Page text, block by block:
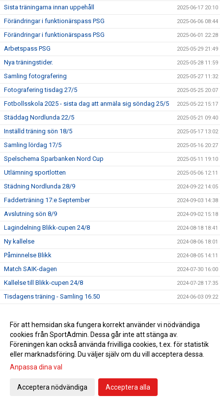
Sista träningarna innan uppehåll 2025-06-17 20:10
Förändringar i funktionärspass PSG 2025-06-06 08:44
Förändringar i funktionärspass PSG 2025-06-01 22:28
Arbetspass PSG 2025-05-29 21:49
Nya träningstider. 2025-05-28 11:59
Samling fotografering 2025-05-27 11:32
Fotografering tisdag 27/5 2025-05-25 20:07
Fotbollsskola 2025 - sista dag att anmäla sig söndag 25/5 2025-05-22 15:17
Städdag Nordlunda 22/5 2025-05-21 09:40
Inställd träning sön 18/5 2025-05-17 13:02
Samling lördag 17/5 2025-05-16 20:27
Spelschema Sparbanken Nord Cup 2025-05-11 19:10
Utlämning sportlotten 2025-05-06 12:11
Städning Nordlunda 28/9 2024-09-22 14:05
Fadderträning 17:e September 2024-09-03 14:38
Avslutning sön 8/9 2024-09-02 15:18
Lagindelning Blikk-cupen 24/8 2024-08-18 18:41
Ny kallelse 2024-08-06 18:01
Påminnelse Blikk 2024-08-05 14:11
Match SAIK-dagen 2024-07-30 16:00
Kallelse till Blikk-cupen 24/8 2024-07-28 17:35
Tisdagens träning - Samling 16.50 2024-06-03 09:22
Föreningsdag på Nordlunda! 2024-05-15 14:40
Välkommen F18 2024-05-07 19:56
Gå till Webbversion
För att hemsidan ska fungera korrekt använder vi nödvändiga
cookies från SportAdmin. Dessa går inte att stänga av.
Föreningen kan också använda frivilliga cookies, t.ex. för statistik
eller marknadsföring. Du väljer själv om du vill acceptera dessa.
Anpassa dina val
Acceptera nödvändiga Acceptera alla